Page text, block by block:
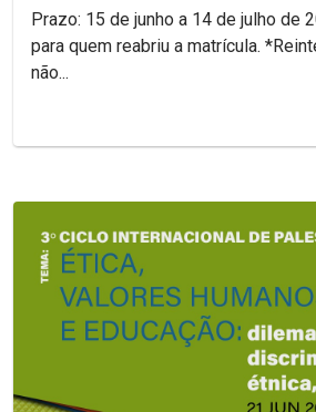
Prazo: 15 de junho a 14 de julho de 2023
para quem reabriu a matrícula. *Reintegração: para quem
não...